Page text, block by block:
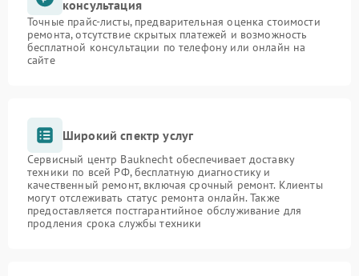
консультация
Точные прайс-листы, предварительная оценка стоимости
ремонта, отсутствие скрытых платежей и возможность
бесплатной консультации по телефону или онлайн на
сайте
Широкий спектр услуг
Сервисный центр Bauknecht обеспечивает доставку
техники по всей РФ, бесплатную диагностику и
качественный ремонт, включая срочный ремонт. Клиенты
могут отслеживать статус ремонта онлайн. Также
предоставляется постгарантийное обслуживание для
продления срока службы техники